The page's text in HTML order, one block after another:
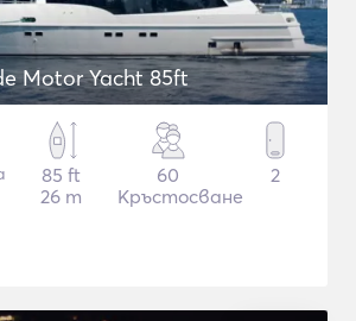
Motor Yacht 85ft
85 ft
26 m
60
Кръстосване
2